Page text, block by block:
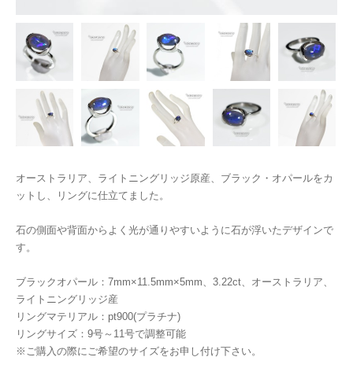
オーストラリア、ライトニングリッジ原産、ブラック・オパールをカ
ットし、リングに仕立てました。
石の側面や背面からよく光が通りやすいように石が浮いたデザインで
す。
ブラックオパール：7mm×11.5mm×5mm、3.22ct、オーストラリア、
ライトニングリッジ産
リングマテリアル：pt900(プラチナ)
リングサイズ：9号～11号で調整可能
※ご購入の際にご希望のサイズをお申し付け下さい。